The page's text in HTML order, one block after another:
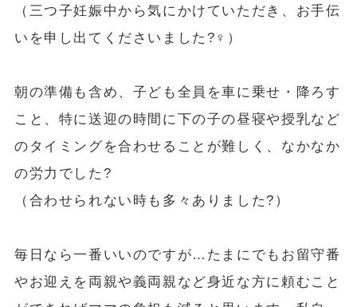
（三つ子妊娠中から気にかけていただき、お手伝
いを申し出てくださいました?‍♀️）
朝の準備も含め、子ども全員を車に乗せ・降ろす
こと、特に送迎の時間に下の子の昼寝や授乳など
のタイミングを合わせることが難しく、なかなか
の労力でした?
（合わせられない時も多々ありました?）
毎日なら一番いいのですが…たまにでもお留守番
やお迎えを両親や義両親など身近な方に頼むこと